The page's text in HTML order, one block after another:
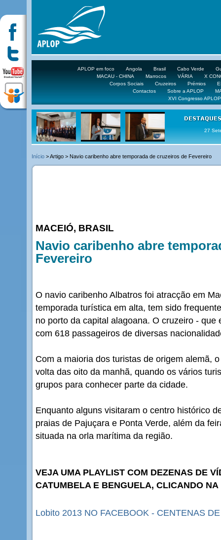
APLOP em foco Angola Brasil Cabo Verde
MACAU - CHINA
Marrocos VÁRIA
X
Corpos Sociais
Cruzeiros Prémios
Contactos
Sobre a APLOP
XVI Congresso APLOP
27
Início > Artigo > Navio caribenho abre temporada de cruzeiros de Fevereiro
MACEIÓ, BRASIL
Navio caribenho abre
Fevereiro
O navio caribenho Albatros foi atracção em
temporada turística em alta, tem sido
no porto da capital alagoana. O cruzeiro - que
com 618 passageiros de diversas
Com a maioria dos turistas de origem alemã,
volta das oito da manhã, quando os vários
grupos para conhecer parte da cidade.
Enquanto alguns visitaram o centro histórico
praias de Pajuçara e Ponta Verde, além da
situada na orla marítima da região.
VEJA UMA PLAYLIST COM DEZENAS DE
CATUMBELA E BENGUELA, CLICANDO NA
Lobito 2013 NO FACEBOOK - CENTENAS